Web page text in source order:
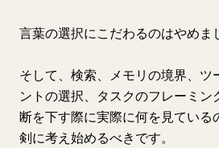
言葉の選択にこだわるのはやめま
そして、検索、メモリの境界、ツ
ントの選択、タスクのフレーミン
断を下す際に実際に何を見ている
剣に考え始めるべきです。